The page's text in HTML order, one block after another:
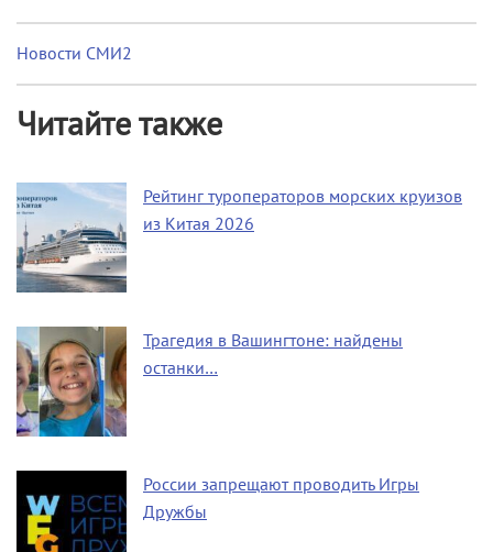
Новости СМИ2
Читайте также
Рейтинг туроператоров морских круизов
из Китая 2026
Трагедия в Вашингтоне: найдены
останки…
России запрещают проводить Игры
Дружбы